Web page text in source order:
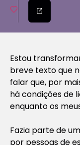
Estou
breve texto que
falar que, por
há condições de
enquanto os
Fazia parte de
por pessoas de